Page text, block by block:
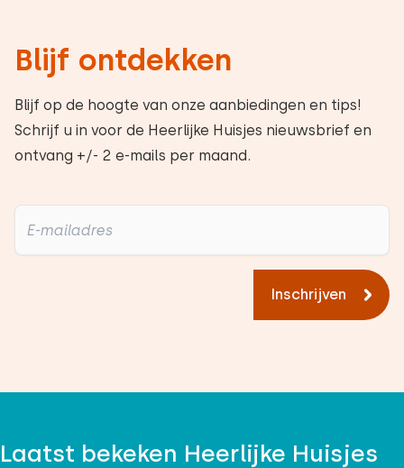
Blijf ontdekken
Blijf op de hoogte van onze aanbiedingen en tips!
Schrijf u in voor de Heerlijke Huisjes nieuwsbrief en
ontvang +/- 2 e-mails per maand.
Inschrijven
Laatst bekeken Heerlijke Huisjes